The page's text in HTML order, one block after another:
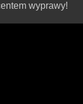
wyprawy!